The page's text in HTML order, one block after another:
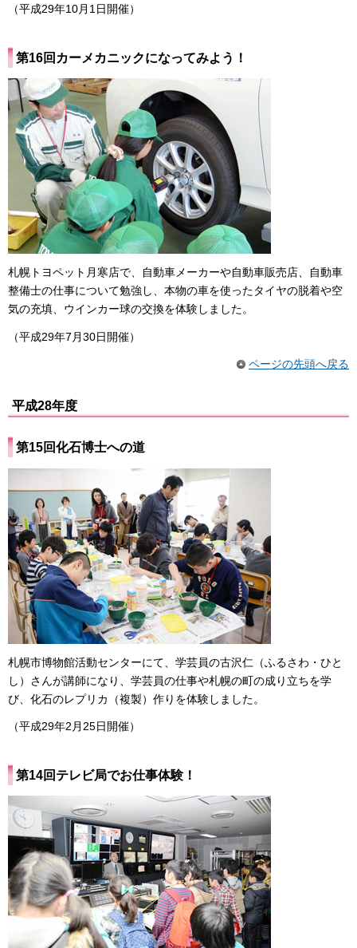
（平成29年10月1日開催）
第16回カーメカニックになってみよう！
札幌トヨペット月寒店で、自動車メーカーや自動車販売店、自動車
整備士の仕事について勉強し、本物の車を使ったタイヤの脱着や空
気の充填、ウインカー球の交換を体験しました。
（平成29年7月30日開催）
ページの先頭へ戻る
平成28年度
第15回化石博士への道
札幌市博物館活動センターにて、学芸員の古沢仁（ふるさわ・ひと
し）さんが講師になり、学芸員の仕事や札幌の町の成り立ちを学
び、化石のレプリカ（複製）作りを体験しました。
（平成29年2月25日開催）
第14回テレビ局でお仕事体験！